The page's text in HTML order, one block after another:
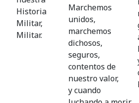
Historia
Militar,
Militar.
Marchemos
unidos,
marchemos
dichosos,
seguros,
contentos de
nuestro valor,
y cuando